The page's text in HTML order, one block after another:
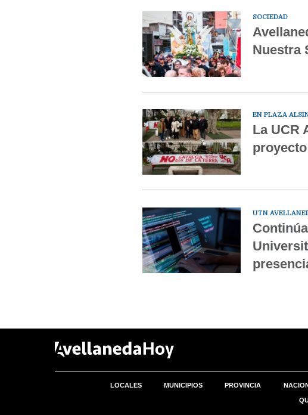
SOCIEDAD
Nuestra
EN PLAZA
La UCR
UTN
LOCALES MUNICIPIOS PROVINCIA